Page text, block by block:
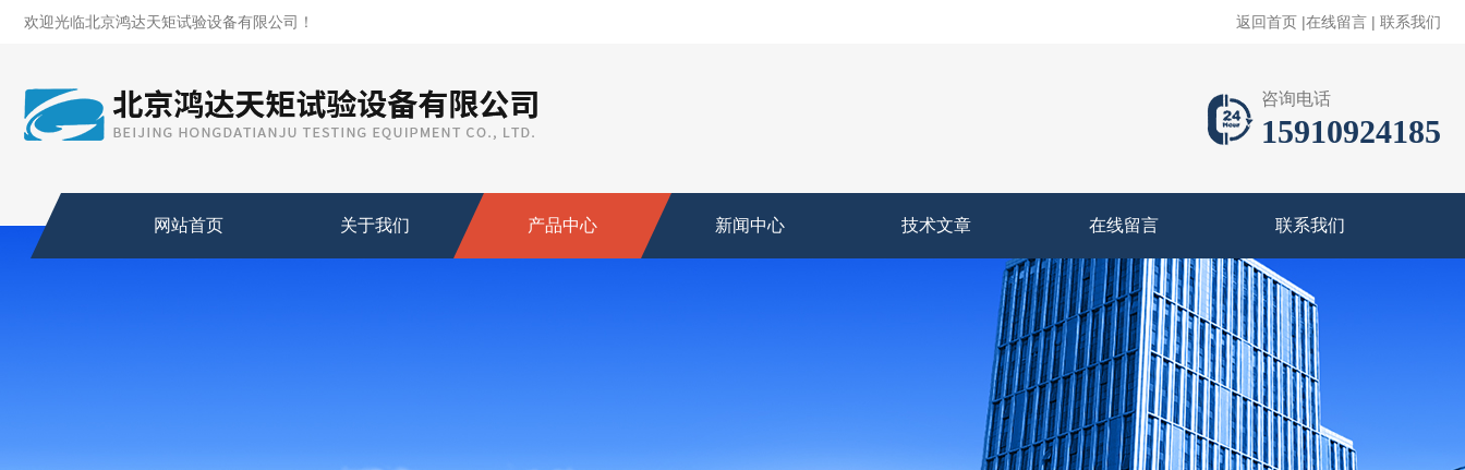
欢迎光临北京鸿达天矩试验设备有限公司！ 返回首页 |在线留言 | 联系我们
咨询电话
15910924185
网站首页 关于我们 产品中心 新闻中心 技术文章 在线留言 联系我们